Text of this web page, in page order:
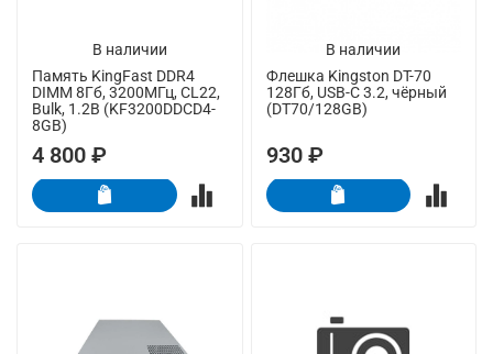
В наличии
Память KingFast DDR4
DIMM 8Гб, 3200МГц, CL22,
Bulk, 1.2В (KF3200DDCD4-
8GB)
4 800 ₽
В наличии
Флешка Kingston DT-70
128Гб, USB-C 3.2, чёрный
(DT70/128GB)
930 ₽